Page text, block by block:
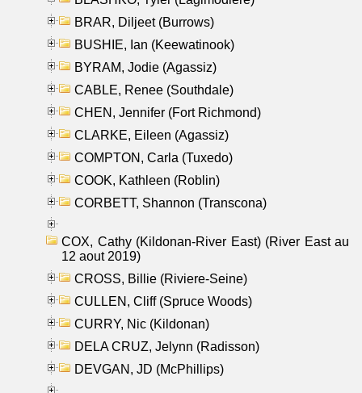
BRAR, Diljeet (Burrows)
BUSHIE, Ian (Keewatinook)
BYRAM, Jodie (Agassiz)
CABLE, Renee (Southdale)
CHEN, Jennifer (Fort Richmond)
CLARKE, Eileen (Agassiz)
COMPTON, Carla (Tuxedo)
COOK, Kathleen (Roblin)
CORBETT, Shannon (Transcona)
COX, Cathy (Kildonan-River East) (River East au
12 aout 2019)
CROSS, Billie (Riviere-Seine)
CULLEN, Cliff (Spruce Woods)
CURRY, Nic (Kildonan)
DELA CRUZ, Jelynn (Radisson)
DEVGAN, JD (McPhillips)